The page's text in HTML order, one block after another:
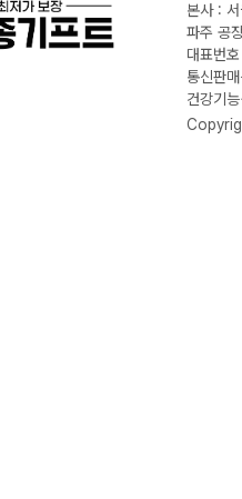
본사 :
파주 공
대표번
통신판
건강기